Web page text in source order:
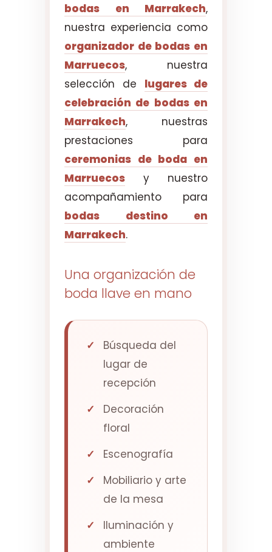
bodas en Marrakech,
nuestra experiencia como
organizador de bodas en
Marruecos, nuestra
selección de lugares de
celebración de bodas en
Marrakech, nuestras
prestaciones para
ceremonias de boda en
Marruecos y nuestro
acompañamiento para
bodas destino en
Marrakech.
Una organización de
boda llave en mano
Búsqueda del
lugar de
recepción
Decoración
floral
Escenografía
Mobiliario y arte
de la mesa
Iluminación y
ambiente